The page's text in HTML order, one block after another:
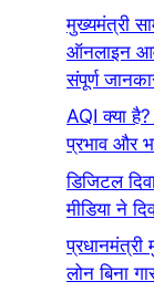
मुख्यमंत्री
ऑनलाइन
संपूर्ण
AQI क्या
प्रभाव और
डिजिटल
मीडिया ने
लोन बिना